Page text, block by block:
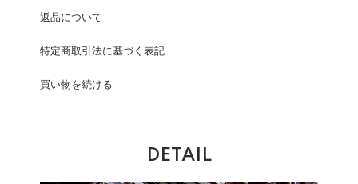
返品について
特定商取引法に基づく表記
買い物を続ける
DETAIL